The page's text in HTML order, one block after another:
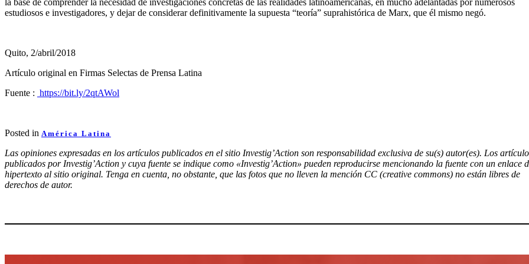
estudiosos e investigadores, y dejar de considerar definitivamente la supuesta “teoría” suprahistórica de Marx, que él mismo negó.
Quito, 2/abril/2018
Artículo original en Firmas Selectas de Prensa Latina
Fuente : https://bit.ly/2qtAWol
Posted in América Latina
Las opiniones expresadas en los artículos publicados en el sitio Investig’Action son responsabilidad exclusiva de su(s) autor(es). Los
publicados por Investig’Action y cuya fuente se indique como «Investig’Action» pueden reproducirse mencionando la fuente con un enlace
hipertexto al sitio original. Tenga en cuenta, no obstante, que las fotos que no lleven la mención CC (creative commons) no están libres de
derechos de autor.